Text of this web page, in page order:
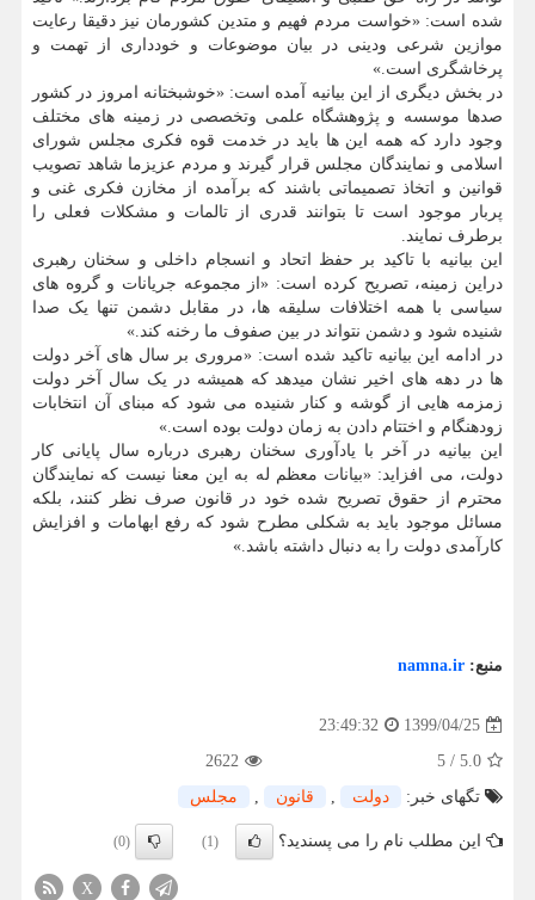
شده است: «خواست مردم فهیم و متدین کشورمان نیز دقیقا رعایت
موازین شرعی ودینی در بیان موضوعات و خودداری از تهمت و
پرخاشگری است.»
در بخش دیگری از این بیانیه آمده است: «خوشبختانه امروز در کشور
صدها موسسه و پژوهشگاه علمی وتخصصی در زمینه های مختلف
وجود دارد که همه این ها باید در خدمت قوه فکری مجلس شورای
اسلامی و نمایندگان مجلس قرار گیرند و مردم عزیزما شاهد تصویب
قوانین و اتخاذ تصمیماتی باشند که برآمده از مخازن فکری غنی و
پربار موجود است تا بتوانند قدری از تالمات و مشکلات فعلی را
برطرف نمایند.
این بیانیه با تاکید بر حفظ اتحاد و انسجام داخلی و سخنان رهبری
دراین زمینه، تصریح کرده است: «از مجموعه جریانات و گروه های
سیاسی با همه اختلافات سلیقه ها، در مقابل دشمن تنها یک صدا
شنیده شود و دشمن نتواند در بین صفوف ما رخنه کند.»
در ادامه این بیانیه تاکید شده است: «مروری بر سال های آخر دولت
ها در دهه های اخیر نشان میدهد که همیشه در یک سال آخر دولت
زمزمه هایی از گوشه و کنار شنیده می شود که مبنای آن انتخابات
زودهنگام و اختتام دادن به زمان دولت بوده است.»
این بیانیه در آخر با یادآوری سخنان رهبری درباره سال پایانی کار
دولت، می افزاید: «بیانات معظم له به این معنا نیست که نمایندگان
محترم از حقوق تصریح شده خود در قانون صرف نظر کنند، بلکه
مسائل موجود باید به شکلی مطرح شود که رفع ابهامات و افزایش
کارآمدی دولت را به دنبال داشته باشد.»
منبع: namna.ir
1399/04/25
23:49:32
5.0
/
5
2622
تگهای خبر:
دولت , قانون , مجلس
این مطلب نام را می پسندید؟ (1)
(0)
X